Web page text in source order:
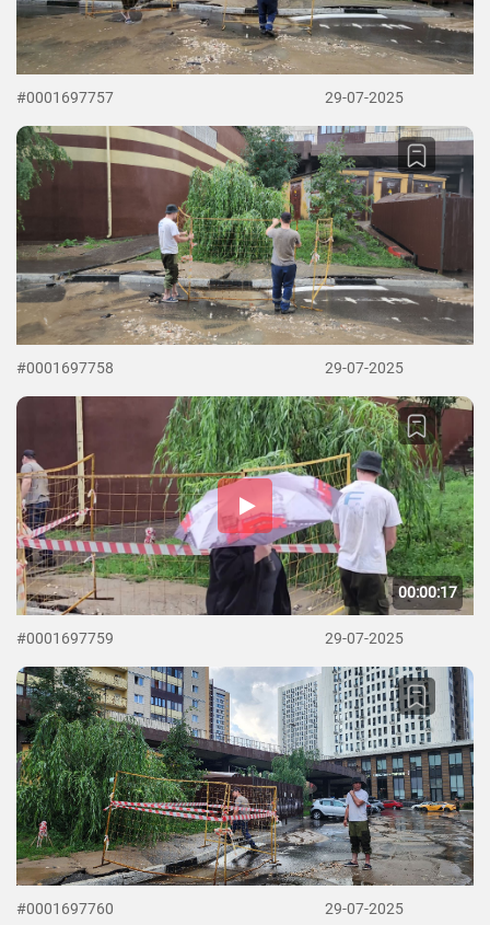
#0001697757 29-07-2025
#0001697758 29-07-2025
00:00:17
#0001697759 29-07-2025
#0001697760 29-07-2025